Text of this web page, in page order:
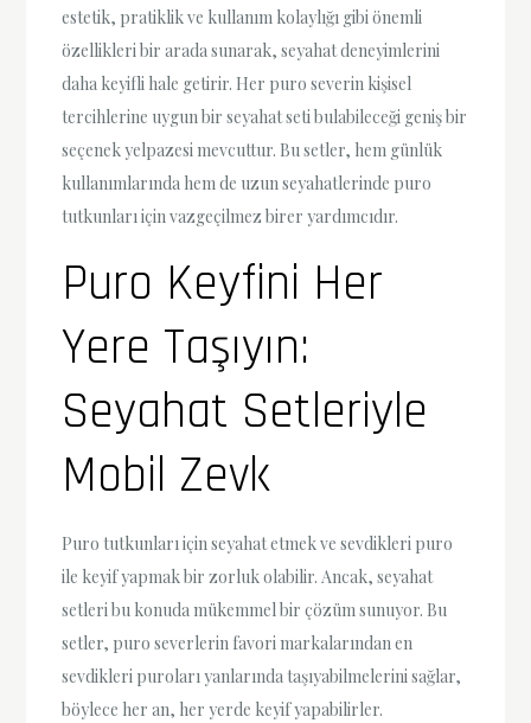
estetik, pratiklik ve kullanım kolaylığı gibi önemli
özellikleri bir arada sunarak, seyahat deneyimlerini
daha keyifli hale getirir. Her puro severin kişisel
tercihlerine uygun bir seyahat seti bulabileceği geniş bir
seçenek yelpazesi mevcuttur. Bu setler, hem günlük
kullanımlarında hem de uzun seyahatlerinde puro
tutkunları için vazgeçilmez birer yardımcıdır.
Puro Keyfini Her
Yere Taşıyın:
Seyahat Setleriyle
Mobil Zevk
Puro tutkunları için seyahat etmek ve sevdikleri puro
ile keyif yapmak bir zorluk olabilir. Ancak, seyahat
setleri bu konuda mükemmel bir çözüm sunuyor. Bu
setler, puro severlerin favori markalarından en
sevdikleri puroları yanlarında taşıyabilmelerini sağlar,
böylece her an, her yerde keyif yapabilirler.